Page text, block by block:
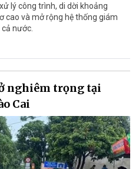
lý công trình, di dời khoảng
cao và mở rộng hệ thống giám
nước.
nghiêm trọng tại
Cai